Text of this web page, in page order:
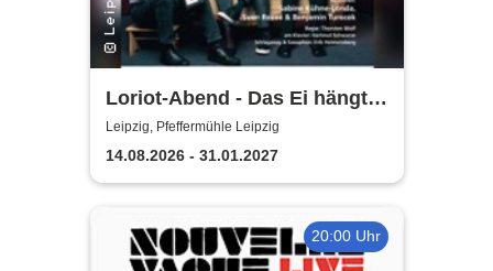
Loriot-Abend - Das Ei hängt
schief | Kabarett Leipziger
Pfeffermühle
Leipzig, Pfeffermühle Leipzig
14.08.2026 - 31.01.2027
20:00 Uhr